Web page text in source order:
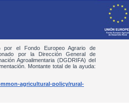
el Fondo Europeo Agrario de
por la Dirección General de
Agroalimentaria (DGDRIFA) del
Montante total de la ayuda:
agricultural-policy/rural-